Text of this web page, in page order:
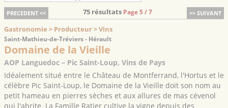
PRECEDENT << >> SUIVANT
75 résultats Page 5 / 7
Gastronomie > Producteur > Vins
Saint-Mathieu-de-Tréviers - Hérault
Domaine de la Vieille
AOP Languedoc – Pic Saint-Loup, Vins de Pays
Idéalement situé entre le Château de Montferrand, l'Hortus et le
célèbre Pic Saint-Loup, le Domaine de la Vieille doit son nom au
petit hameau en pierres sèches et aux allures de mas cévenol
qui l'abrite. La Famille Ratier cultive la vigne depuis des